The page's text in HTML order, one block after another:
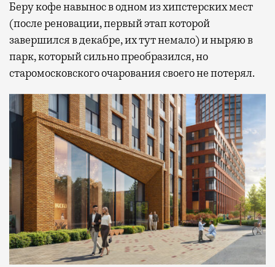
Беру кофе навынос в одном из хипстерских мест
(после реновации, первый этап которой
завершился в декабре, их тут немало) и ныряю в
парк, который сильно преобразился, но
старомосковского очарования своего не потерял.